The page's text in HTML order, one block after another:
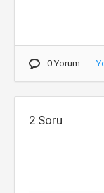
0 Yorum
2.Soru